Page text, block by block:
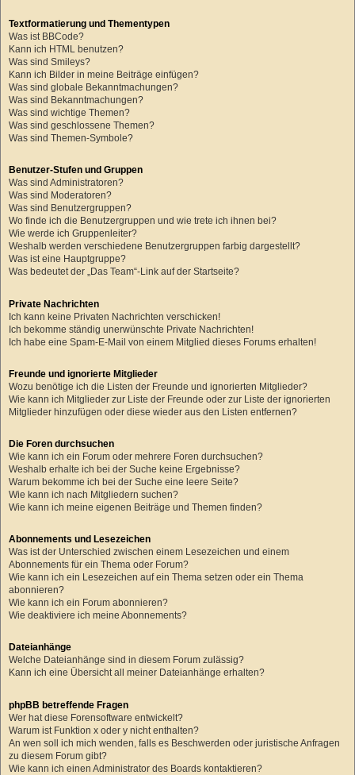
Textformatierung und Thementypen
Was ist BBCode?
Kann ich HTML benutzen?
Was sind Smileys?
Kann ich Bilder in meine Beiträge einfügen?
Was sind globale Bekanntmachungen?
Was sind Bekanntmachungen?
Was sind wichtige Themen?
Was sind geschlossene Themen?
Was sind Themen-Symbole?
Benutzer-Stufen und Gruppen
Was sind Administratoren?
Was sind Moderatoren?
Was sind Benutzergruppen?
Wo finde ich die Benutzergruppen und wie trete ich ihnen bei?
Wie werde ich Gruppenleiter?
Weshalb werden verschiedene Benutzergruppen farbig dargestellt?
Was ist eine Hauptgruppe?
Was bedeutet der „Das Team“-Link auf der Startseite?
Private Nachrichten
Ich kann keine Privaten Nachrichten verschicken!
Ich bekomme ständig unerwünschte Private Nachrichten!
Ich habe eine Spam-E-Mail von einem Mitglied dieses Forums erhalten!
Freunde und ignorierte Mitglieder
Wozu benötige ich die Listen der Freunde und ignorierten Mitglieder?
Wie kann ich Mitglieder zur Liste der Freunde oder zur Liste der ignorierten
Mitglieder hinzufügen oder diese wieder aus den Listen entfernen?
Die Foren durchsuchen
Wie kann ich ein Forum oder mehrere Foren durchsuchen?
Weshalb erhalte ich bei der Suche keine Ergebnisse?
Warum bekomme ich bei der Suche eine leere Seite?
Wie kann ich nach Mitgliedern suchen?
Wie kann ich meine eigenen Beiträge und Themen finden?
Abonnements und Lesezeichen
Was ist der Unterschied zwischen einem Lesezeichen und einem
Abonnements für ein Thema oder Forum?
Wie kann ich ein Lesezeichen auf ein Thema setzen oder ein Thema
abonnieren?
Wie kann ich ein Forum abonnieren?
Wie deaktiviere ich meine Abonnements?
Dateianhänge
Welche Dateianhänge sind in diesem Forum zulässig?
Kann ich eine Übersicht all meiner Dateianhänge erhalten?
phpBB betreffende Fragen
Wer hat diese Forensoftware entwickelt?
Warum ist Funktion x oder y nicht enthalten?
An wen soll ich mich wenden, falls es Beschwerden oder juristische Anfragen
zu diesem Forum gibt?
Wie kann ich einen Administrator des Boards kontaktieren?